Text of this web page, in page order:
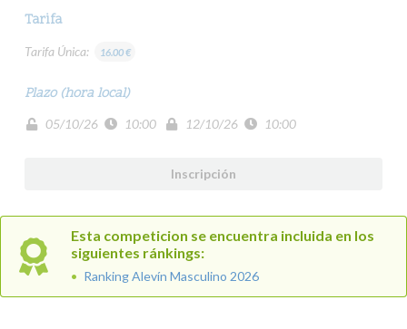
Tarifa
Tarifa Única: 16.00 €
Plazo (hora local)
05/10/26 10:00 12/10/26 10:00
Inscripción
Esta competicion se encuentra incluida en los
siguientes ránkings:
Ranking Alevín Masculino 2026